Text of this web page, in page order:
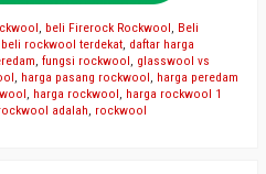
, beli Firerock Rockwool, Beli
beli rockwool terdekat, daftar harga
, fungsi rockwool, glasswool vs
, harga pasang rockwool, harga peredam
, harga rockwool, harga rockwool 1
adalah, rockwool